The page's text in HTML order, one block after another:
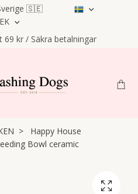
🇸🇪
69 kr / Säkra betalningar
Happy House
Bowl ceramic